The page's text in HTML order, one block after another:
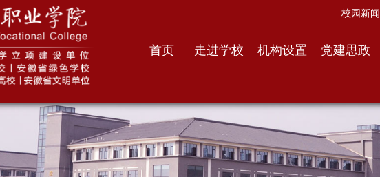
校园新闻
首页 走进学校 机构设置 党建思政